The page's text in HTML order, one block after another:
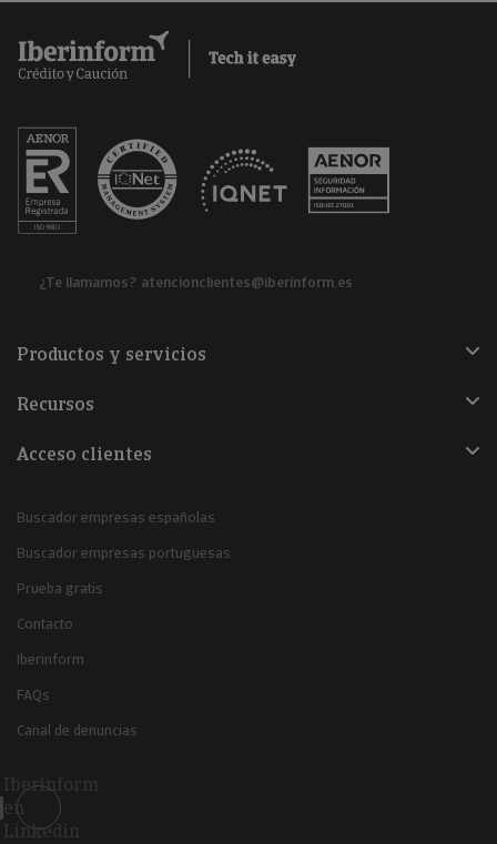
¿Te llamamos? atencionclientes@iberinform.es
Productos y servicios
Recursos
Acceso clientes
Buscador empresas españolas
Buscador empresas portuguesas
Prueba gratis
Contacto
Iberinform
FAQs
Canal de denuncias
Iberinform
en
Linkedin